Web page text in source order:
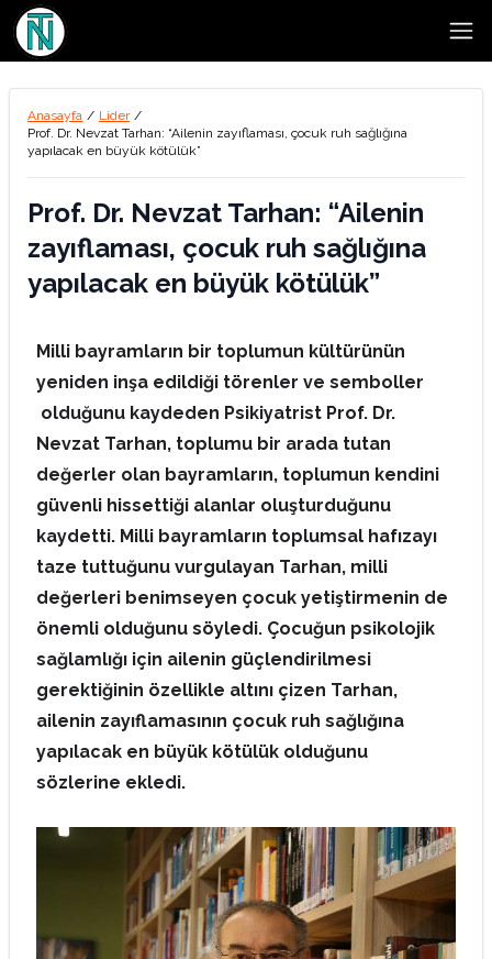
Anasayfa / Lider /
Prof. Dr. Nevzat Tarhan: “Ailenin zayıflaması, çocuk ruh sağlığına
yapılacak en büyük kötülük”
Prof. Dr. Nevzat Tarhan: “Ailenin
zayıflaması, çocuk ruh sağlığına
yapılacak en büyük kötülük”
Milli bayramların bir toplumun kültürünün
yeniden inşa edildiği törenler ve semboller
olduğunu kaydeden Psikiyatrist Prof. Dr.
Nevzat Tarhan, toplumu bir arada tutan
değerler olan bayramların, toplumun kendini
güvenli hissettiği alanlar oluşturduğunu
kaydetti. Milli bayramların toplumsal hafızayı
taze tuttuğunu vurgulayan Tarhan, milli
değerleri benimseyen çocuk yetiştirmenin de
önemli olduğunu söyledi. Çocuğun psikolojik
sağlamlığı için ailenin güçlendirilmesi
gerektiğinin özellikle altını çizen Tarhan,
ailenin zayıflamasının çocuk ruh sağlığına
yapılacak en büyük kötülük olduğunu
sözlerine ekledi.